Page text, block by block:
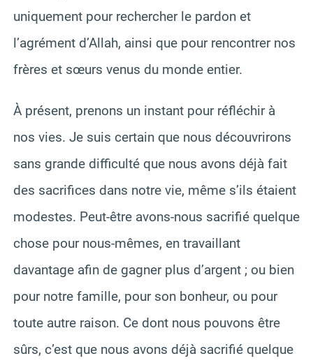
uniquement pour rechercher le pardon et
l’agrément d’Allah, ainsi que pour rencontrer nos
frères et sœurs venus du monde entier.
À présent, prenons un instant pour réfléchir à
nos vies. Je suis certain que nous découvrirons
sans grande difficulté que nous avons déjà fait
des sacrifices dans notre vie, même s’ils étaient
modestes. Peut-être avons-nous sacrifié quelque
chose pour nous-mêmes, en travaillant
davantage afin de gagner plus d’argent ; ou bien
pour notre famille, pour son bonheur, ou pour
toute autre raison. Ce dont nous pouvons être
sûrs, c’est que nous avons déjà sacrifié quelque